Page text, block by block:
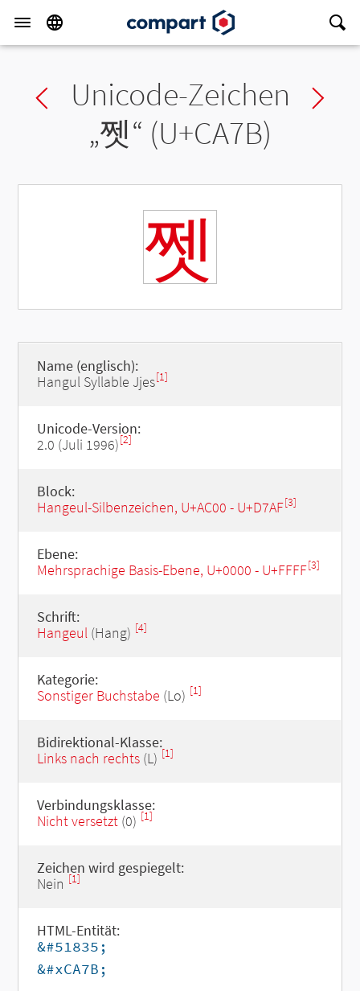
Previous char
Unicode-Zeichen
„쩻“ (U+CA7B)
쩻
Name (englisch):
Hangul Syllable Jjes[1]
Unicode-Version:
2.0 (Juli 1996)[2]
Block:
Hangeul-Silbenzeichen, U+AC00 - U+D7AF[3]
Ebene:
Mehrsprachige Basis-Ebene, U+0000 - U+FFFF[3]
Schrift:
Hangeul(Hang) [4]
Kategorie:
Sonstiger Buchstabe (Lo) [1]
Bidirektional-Klasse:
Links nach rechts(L) [1]
Verbindungsklasse:
Nicht versetzt(0) [1]
Zeichen wird gespiegelt:
Nein [1]
HTML-Entität:
&#51835;
&#xCA7B;